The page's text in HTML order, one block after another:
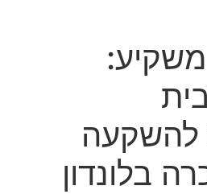
משקיע:
בלונדון